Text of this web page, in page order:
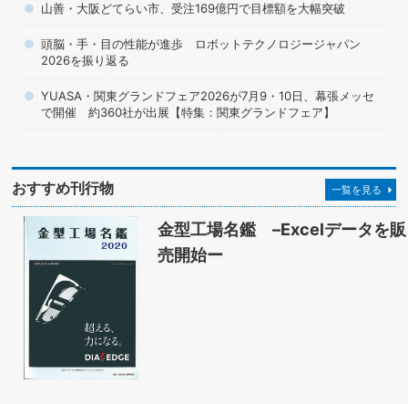
山善・大阪どてらい市、受注169億円で目標額を大幅突破
頭脳・手・目の性能が進歩 ロボットテクノロジージャパン
2026を振り返る
YUASA・関東グランドフェア2026が7月9・10日、幕張メッセ
で開催 約360社が出展【特集：関東グランドフェア】
おすすめ刊行物 一覧を見る
金型工場名鑑 –Excelデータを販
売開始ー